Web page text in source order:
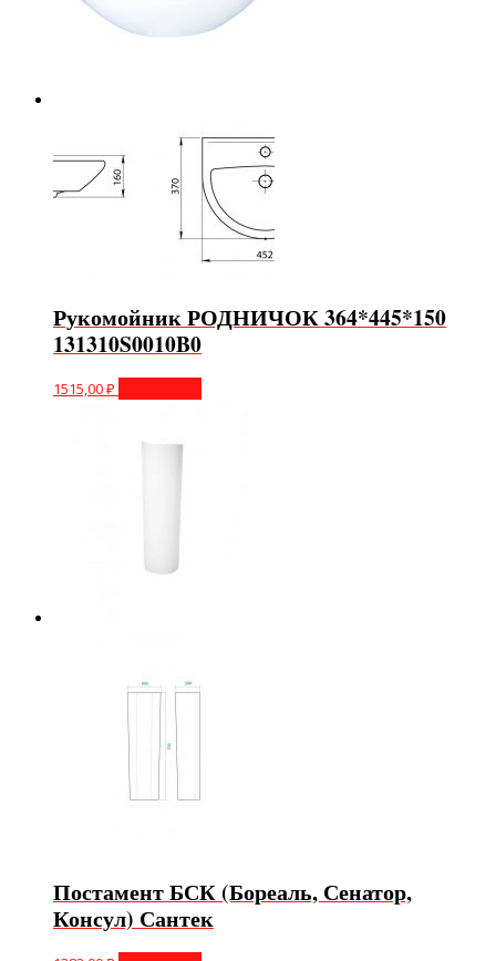
Рукомойник РОДНИЧОК 364*445*150
131310S0010B0
1515,00₽
Постамент БСК (Бореаль, Сенатор,
Консул) Сантек